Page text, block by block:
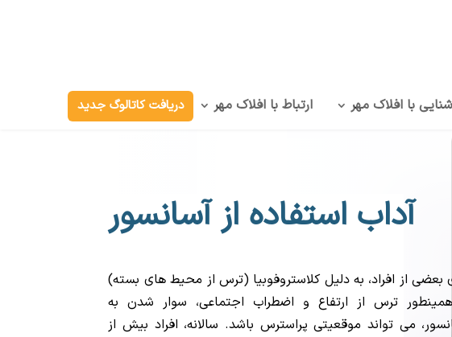
با افلاک مهر ارتباط با افلاک مهر دریافت کاتالوگ جدید
آداب استفاده از آسانسور
بعضی از افراد، به دلیل کلاستروفوبیا (ترس از محیط های بسته)
ترس از ارتفاع و اضطراب اجتماعی، سوار شدن به
می تواند موقعیتی پراسترس باشد. سالانه، افراد بیش از